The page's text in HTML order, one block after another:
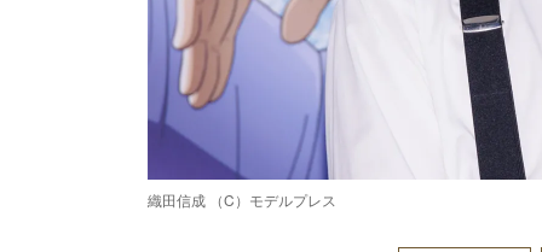
織田信成 （C）モデルプレス